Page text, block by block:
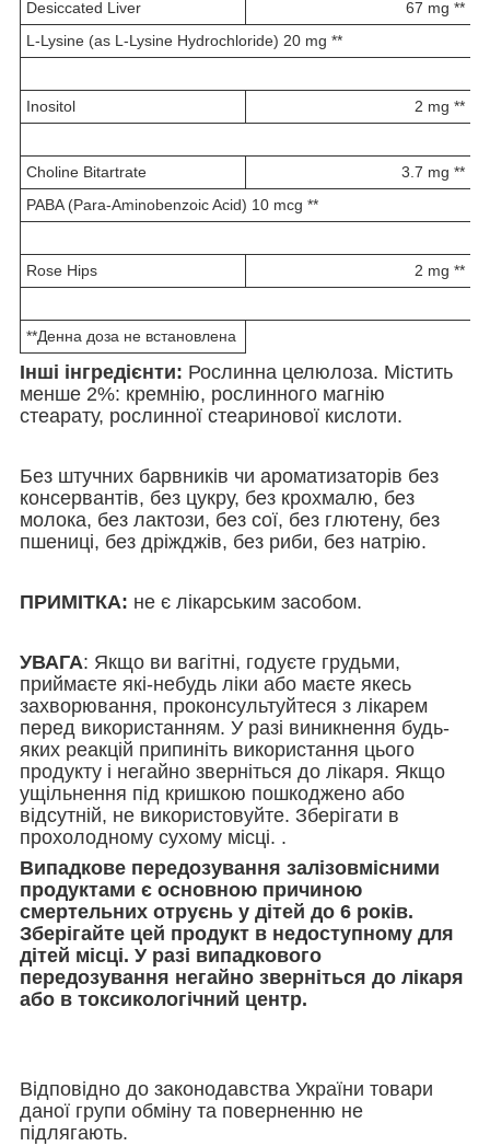
Desiccated Liver
67 mg **
L-Lysine (as L-Lysine Hydrochloride) 20 mg **
Inositol 2 mg **
Choline Bitartrate
3.7 mg **
PABA (Para-Aminobenzoic Acid) 10 mcg **
Rose Hips 2 mg **
**Денна доза не встановлена
Інші інгредієнти: Рослинна целюлоза. Містить
менше 2%: кремнію, рослинного магнію
стеарату, рослинної стеаринової кислоти.
Без штучних барвників чи ароматизаторів без
консервантів, без цукру, без крохмалю, без
молока, без лактози, без сої, без глютену, без
пшениці, без дріжджів, без риби, без натрію.
ПРИМІТКА: не є лікарським засобом.
УВАГА: Якщо ви вагітні, годуєте грудьми,
приймаєте які-небудь ліки або маєте якесь
захворювання, проконсультуйтеся з лікарем
перед використанням. У разі виникнення будь-
яких реакцій припиніть використання цього
продукту і негайно зверніться до лікаря. Якщо
ущільнення під кришкою пошкоджено або
відсутній, не використовуйте. Зберігати в
прохолодному сухому місці. .
Випадкове передозування залізовмісними
продуктами є основною причиною
смертельних отруєнь у дітей до 6 років.
Зберігайте цей продукт в недоступному для
дітей місці. У разі випадкового
передозування негайно зверніться до лікаря
або в токсикологічний центр.
Відповідно до законодавства України товари
даної групи обміну та поверненню не
підлягають.